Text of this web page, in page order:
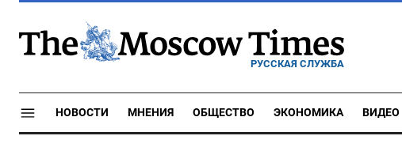
РУССКАЯ СЛУЖБА
НОВОСТИ МНЕНИЯ ОБЩЕСТВО ЭКОНОМИКА ВИДЕО